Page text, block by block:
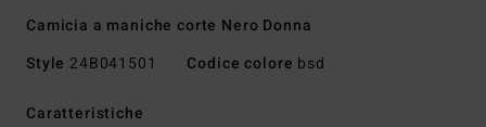
Camicia a maniche corte Nero Donna
Style 24B041501 Codice colore bsd
Caratteristiche